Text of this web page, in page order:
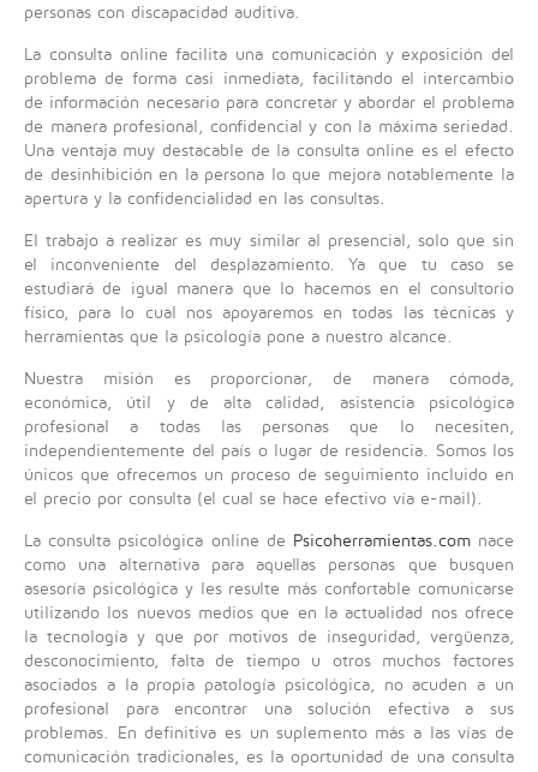
personas con discapacidad auditiva.
La consulta online facilita una comunicación y exposición del
problema de forma casi inmediata, facilitando el intercambio
de información necesario para concretar y abordar el problema
de manera profesional, confidencial y con la máxima seriedad.
Una ventaja muy destacable de la consulta online es el efecto
de desinhibición en la persona lo que mejora notablemente la
apertura y la confidencialidad en las consultas.
El trabajo a realizar es muy similar al presencial, solo que sin
el inconveniente del desplazamiento. Ya que tu caso se
estudiará de igual manera que lo hacemos en el consultorio
físico, para lo cual nos apoyaremos en todas las técnicas y
herramientas que la psicología pone a nuestro alcance.
Nuestra misión es proporcionar, de manera cómoda,
económica, útil y de alta calidad, asistencia psicológica
profesional a todas las personas que lo necesiten,
independientemente del país o lugar de residencia. Somos los
únicos que ofrecemos un proceso de seguimiento incluido en
el precio por consulta (el cual se hace efectivo vía e-mail).
La consulta psicológica online de Psicoherramientas.comnace
como una alternativa para aquellas personas que busquen
asesoría psicológica y les resulte más confortable comunicarse
utilizando los nuevos medios que en la actualidad nos ofrece
la tecnología y que por motivos de inseguridad, vergüenza,
desconocimiento, falta de tiempo u otros muchos factores
asociados a la propia patología psicológica, no acuden a un
profesional para encontrar una solución efectiva a sus
problemas. En definitiva es un suplemento más a las vías de
comunicación tradicionales, es la oportunidad de una consulta